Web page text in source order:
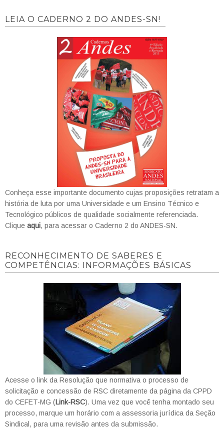
LEIA O CADERNO 2 DO ANDES-SN!
Conheça esse importante documento cujas proposições retratam a
história de luta por uma Universidade e um Ensino Técnico e
Tecnológico públicos de qualidade socialmente referenciada.
Clique aqui, para acessar o Caderno 2 do ANDES-SN.
RECONHECIMENTO DE SABERES E
COMPETÊNCIAS: INFORMAÇÕES BÁSICAS
Acesse o link da Resolução que normativa o processo de
solicitação e concessão de RSC diretamente da página da CPPD
do CEFET-MG (Link-RSC). Uma vez que você tenha montado seu
processo, marque um horário com a assessoria jurídica da Seção
Sindical, para uma revisão antes da submissão.